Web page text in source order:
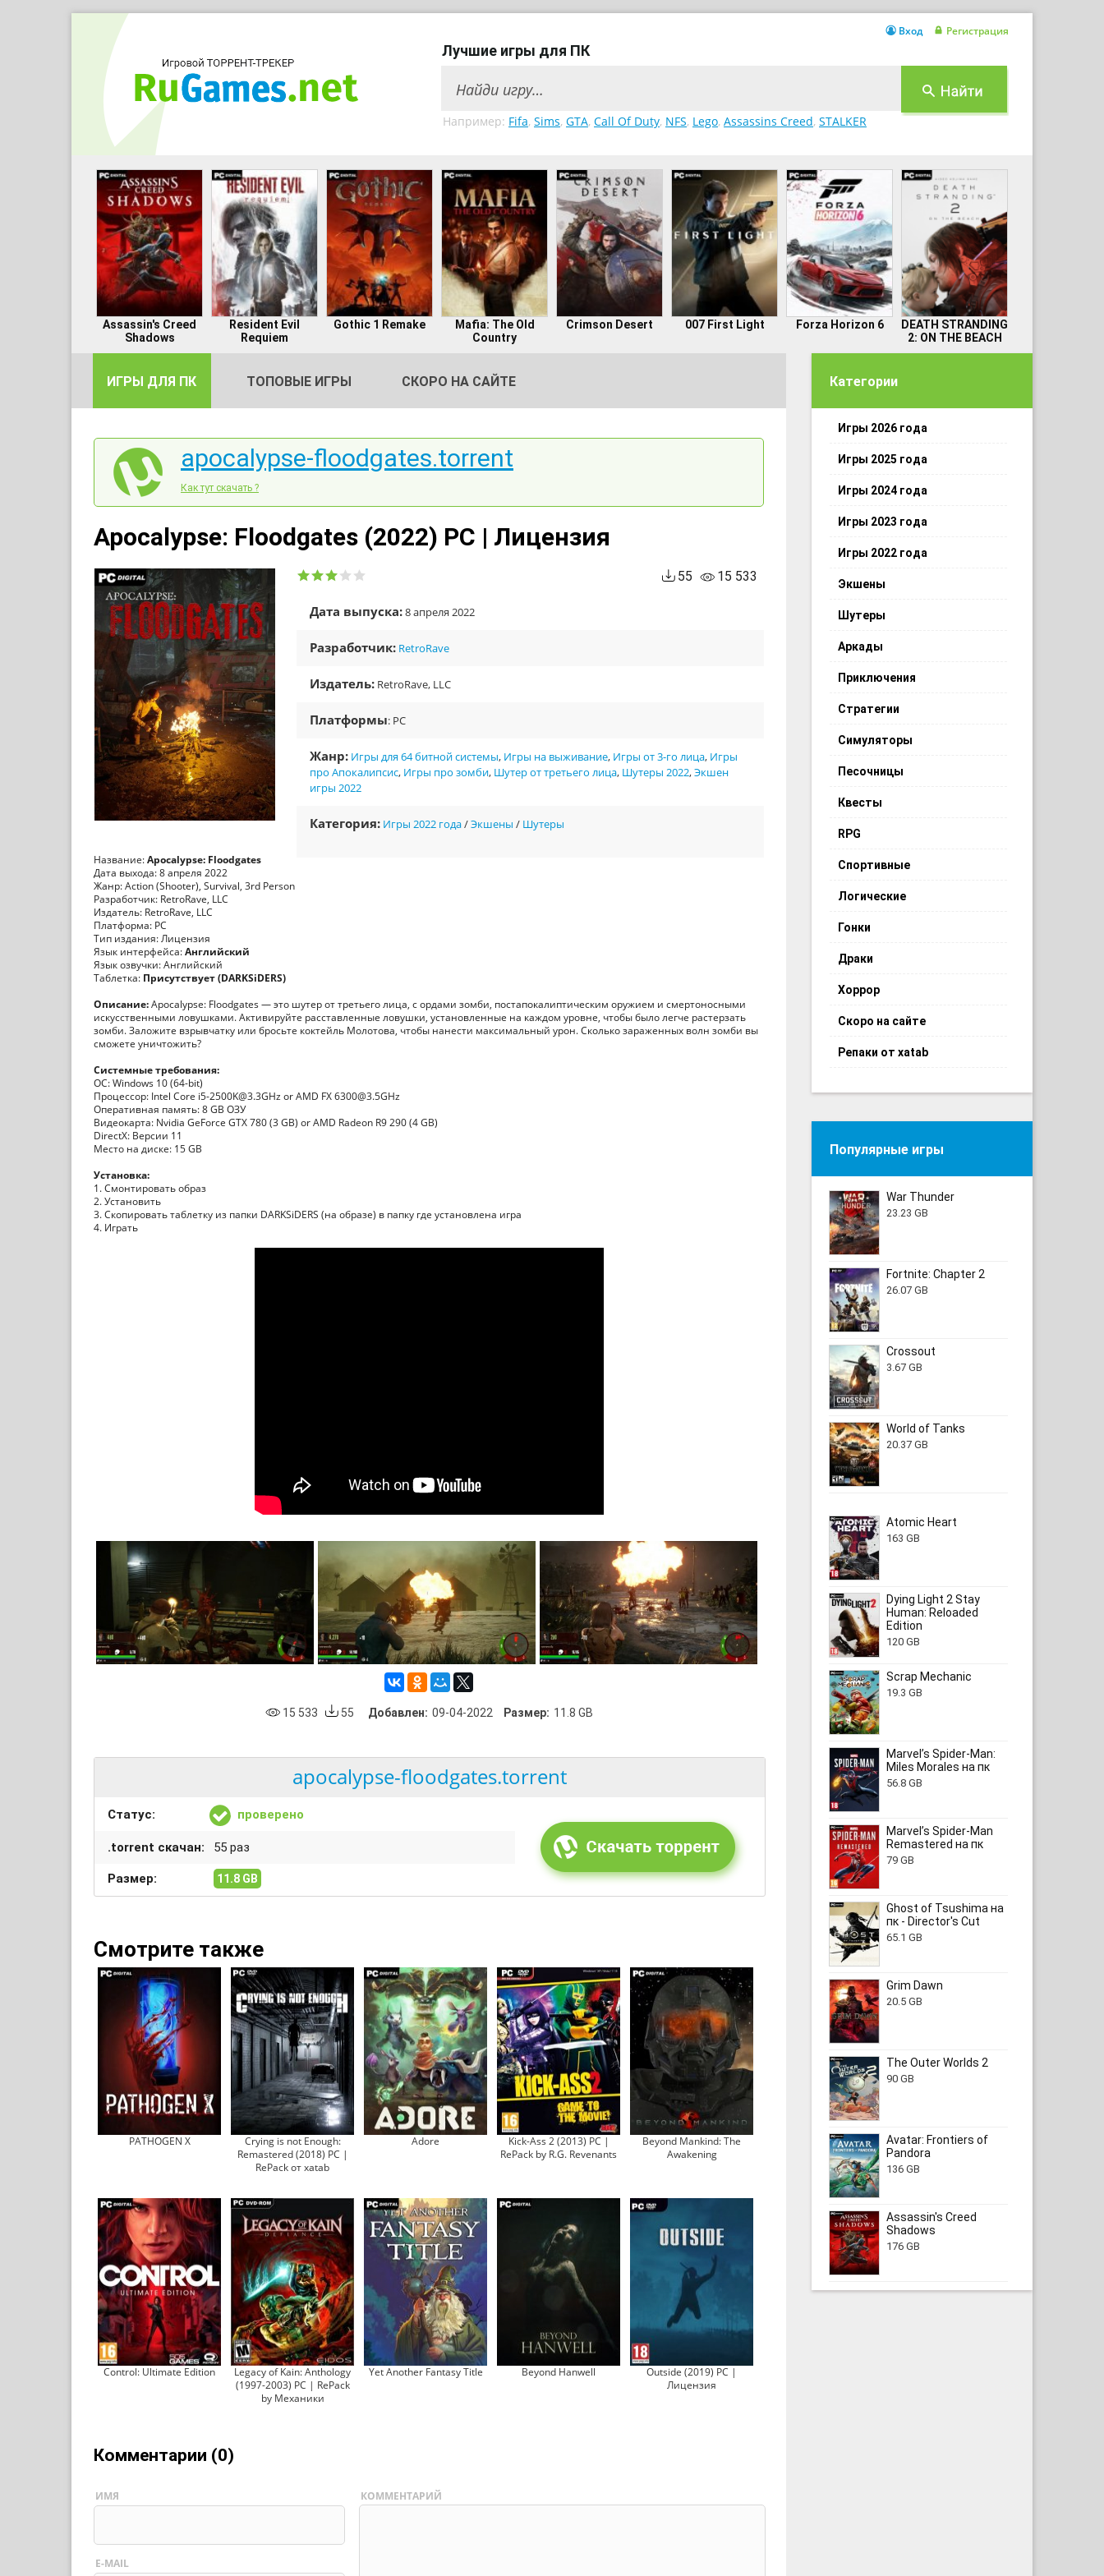
Лучшие игры для ПК
Например: Fifa, Sims, GTA, Call Of Duty, NFS, Lego, Assassins Creed, STALKER
Вход Регистрация
Assassin's Creed
Shadows
Resident Evil
Requiem
Gothic 1 Remake
Mafia: The Old
Country
Crimson Desert 007 First Light Forza Horizon 6
DEATH STRANDING
2: ON THE BEACH
ИГРЫ ДЛЯ ПК ТОПОВЫЕ ИГРЫ СКОРО НА САЙТЕ
apocalypse-floodgates.torrent
Как тут скачать ?
Apocalypse: Floodgates (2022) PC | Лицензия
15 533
55
Дата выпуска:8 апреля 2022
Разработчик: RetroRave
Издатель: RetroRave, LLC
Платформы: PC
Жанр: Игры для 64 битной системы, Игры на выживание, Игры от 3-го лица, Игры
про Апокалипсис, Игры про зомби, Шутер от третьего лица, Шутеры 2022,Экшен
игры 2022
Категория: Игры 2022 года/Экшены / Шутеры
Название:Apocalypse: Floodgates
Дата выхода: 8 апреля 2022
Жанр: Action (Shooter), Survival, 3rd Person
Разработчик: RetroRave, LLC
Издатель: RetroRave, LLC
Платформа: PC
Тип издания: Лицензия
Язык интерфейса:Английский
Язык озвучки: Английский
Таблетка: Присутствует (DARKSiDERS)
Описание:Apocalypse: Floodgates — это шутер от третьего лица, с ордами зомби, постапокалиптическим оружием и смертоносными
искусственными ловушками. Активируйте расставленные ловушки, установленные на каждом уровне, чтобы было легче растерзать
зомби. Заложите взрывчатку или бросьте коктейль Молотова, чтобы нанести максимальный урон. Сколько зараженных волн зомби вы
сможете уничтожить?
Системные требования:
ОС: Windows 10 (64-bit)
Процессор: Intel Core i5-2500K@3.3GHz or AMD FX 6300@3.5GHz
Оперативная память: 8 GB ОЗУ
Видеокарта: Nvidia GeForce GTX 780 (3 GB) or AMD Radeon R9 290 (4 GB)
DirectX: Версии 11
Место на диске: 15 GB
Установка:
1. Смонтировать образ
2. Установить
3. Скопировать таблетку из папки DARKSiDERS (на образе) в папку где установлена игра
4. Играть
15 533 55 Добавлен: 09-04-2022 Размер: 11.8 GB
apocalypse-floodgates.torrent
Статус: проверено
.torrent скачан: 55 раз
Размер: 11.8 GB
Смотрите также
PATHOGEN X
Crying is not Enough:
Remastered (2018) PC |
RePack от xatab
Adore
Kick-Ass 2 (2013) PC |
RePack by R.G. Revenants
Beyond Mankind: The
Awakening
Control: Ultimate Edition
Legacy of Kain: Anthology
(1997-2003) PC | RePack
by Механики
Yet Another Fantasy Title Beyond Hanwell
Outside (2019) PC |
Лицензия
Комментарии (0)
ИМЯ
E-MAIL
КОММЕНТАРИЙ
Категории
Игры 2026 года
Игры 2025 года
Игры 2024 года
Игры 2023 года
Игры 2022 года
Экшены
Шутеры
Аркады
Приключения
Стратегии
Симуляторы
Песочницы
Квесты
RPG
Спортивные
Логические
Гонки
Драки
Хоррор
Скоро на сайте
Репаки от xatab
Популярные игры
War Thunder
23.23 GB
Fortnite: Chapter 2
26.07 GB
Crossout
3.67 GB
World of Tanks
20.37 GB
Atomic Heart
163 GB
Dying Light 2 Stay
Human: Reloaded
Edition
120 GB
Scrap Mechanic
19.3 GB
Marvel’s Spider-Man:
Miles Morales на пк
56.8 GB
Marvel’s Spider-Man
Remastered на пк
79 GB
Ghost of Tsushima на
пк - Director's Cut
65.1 GB
Grim Dawn
20.5 GB
The Outer Worlds 2
90 GB
Avatar: Frontiers of
Pandora
136 GB
Assassin's Creed
Shadows
176 GB